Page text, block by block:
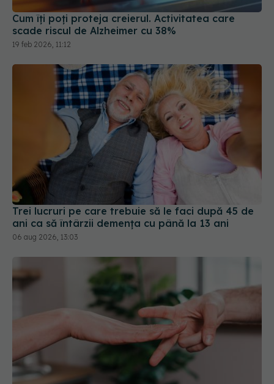
Trei lucruri pe care trebuie să le faci după 45 de
ani ca să întârzii demența cu până la 13 ani
06 aug 2026, 13:03
Un simplu joc ar putea schimba recuperarea
după AVC. Cum poate accelera recuperarea
mâinii